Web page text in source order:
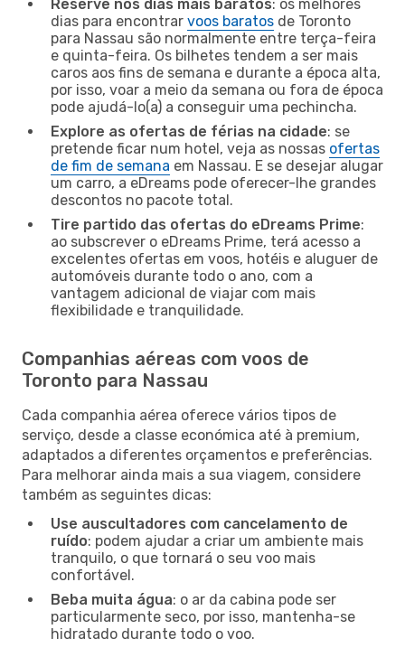
Reserve nos dias mais baratos: os melhores
dias para encontrar voos baratos de Toronto
para Nassau são normalmente entre terça-feira
e quinta-feira. Os bilhetes tendem a ser mais
caros aos fins de semana e durante a época alta,
por isso, voar a meio da semana ou fora de época
pode ajudá-lo(a) a conseguir uma pechincha.
Explore as ofertas de férias na cidade: se
pretende ficar num hotel, veja as nossas ofertas
de fim de semana em Nassau. E se desejar alugar
um carro, a eDreams pode oferecer-lhe grandes
descontos no pacote total.
Tire partido das ofertas do eDreams Prime:
ao subscrever o eDreams Prime, terá acesso a
excelentes ofertas em voos, hotéis e aluguer de
automóveis durante todo o ano, com a
vantagem adicional de viajar com mais
flexibilidade e tranquilidade.
Companhias aéreas com voos de
Toronto para Nassau
Cada companhia aérea oferece vários tipos de
serviço, desde a classe económica até à premium,
adaptados a diferentes orçamentos e preferências.
Para melhorar ainda mais a sua viagem, considere
também as seguintes dicas:
Use auscultadores com cancelamento de
ruído: podem ajudar a criar um ambiente mais
tranquilo, o que tornará o seu voo mais
confortável.
Beba muita água: o ar da cabina pode ser
particularmente seco, por isso, mantenha-se
hidratado durante todo o voo.